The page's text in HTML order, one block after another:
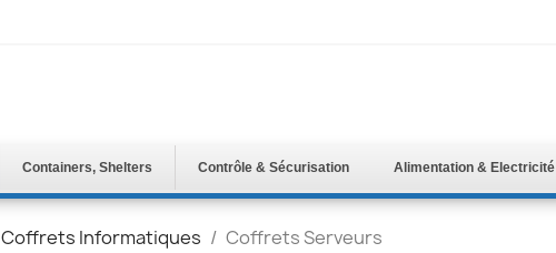
Containers, Shelters Contrôle & Sécurisation Alimentation & Electricité
Coffrets Informatiques Coffrets Serveurs